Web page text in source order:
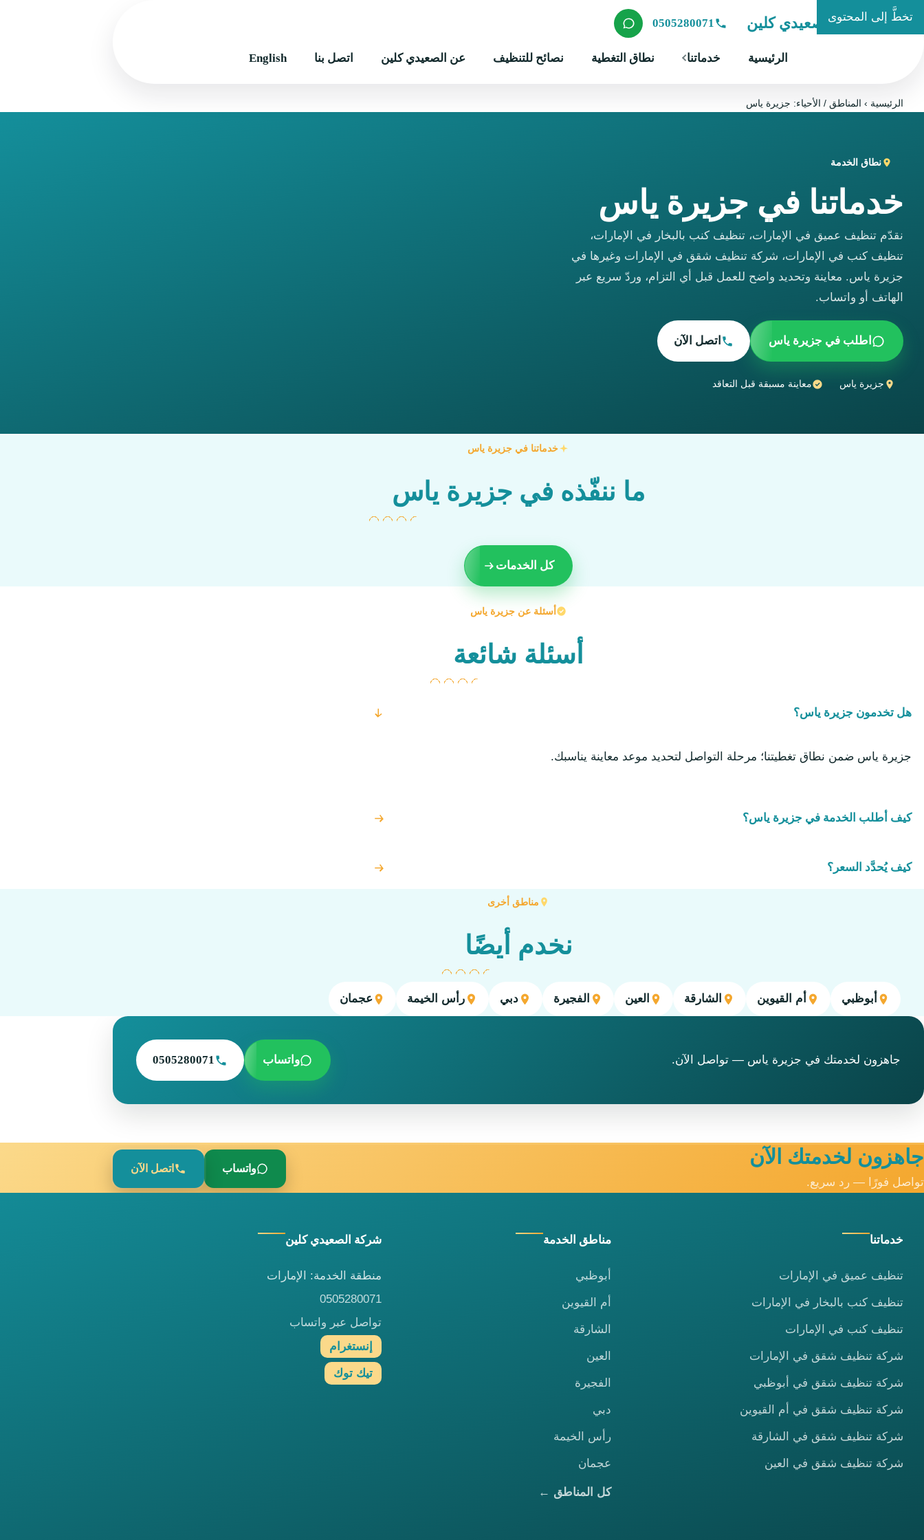
تخطَّ إلى المحتوى
شركة الصعيدي كلين
الرئيسية خدماتنا نطاق التغطية نصائح للتنظيف عن الصعيدي كلين اتصل بنا English
0505280071
الرئيسية › المناطق / الأحياء: جزيرة ياس
نطاق الخدمة
خدماتنا في جزيرة ياس
نقدّم تنظيف عميق في الإمارات، تنظيف كنب بالبخار في الإمارات،
تنظيف كنب في الإمارات، شركة تنظيف شقق في الإمارات وغيرها في
جزيرة ياس. معاينة وتحديد واضح للعمل قبل أي التزام، وردّ سريع عبر
الهاتف أو واتساب.
اطلب في جزيرة ياس اتصل الآن
جزيرة ياس معاينة مسبقة قبل التعاقد
خدماتنا في جزيرة ياس
ما ننفّذه في جزيرة ياس
كل الخدمات
أسئلة عن جزيرة ياس
أسئلة شائعة
هل تخدمون جزيرة ياس؟
جزيرة ياس ضمن نطاق تغطيتنا؛ مرحلة التواصل لتحديد موعد معاينة يناسبك.
كيف أطلب الخدمة في جزيرة ياس؟
كيف يُحدَّد السعر؟
مناطق أخرى
نخدم أيضًا
أبوظبي أم القيوين الشارقة العين الفجيرة دبي رأس الخيمة عجمان
جاهزون لخدمتك في جزيرة ياس — تواصل الآن. واتساب 0505280071
جاهزون لخدمتك الآن
تواصل فورًا — رد سريع.
واتساب اتصل الآن
خدماتنا
تنظيف عميق في الإمارات
تنظيف كنب بالبخار في الإمارات
تنظيف كنب في الإمارات
شركة تنظيف شقق في الإمارات
شركة تنظيف شقق في أبوظبي
شركة تنظيف شقق في أم القيوين
شركة تنظيف شقق في الشارقة
شركة تنظيف شقق في العين
مناطق الخدمة
أبوظبي
أم القيوين
الشارقة
العين
الفجيرة
دبي
رأس الخيمة
عجمان
كل المناطق ←
شركة الصعيدي كلين
منطقة الخدمة: الإمارات
0505280071
تواصل عبر واتساب
إنستغرام
تيك توك